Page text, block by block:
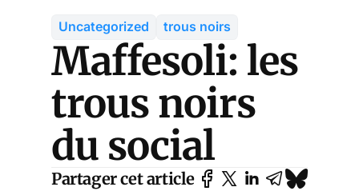
Uncategorized trous noirs
Maffesoli: les
trous noirs
du social
Partager cet article